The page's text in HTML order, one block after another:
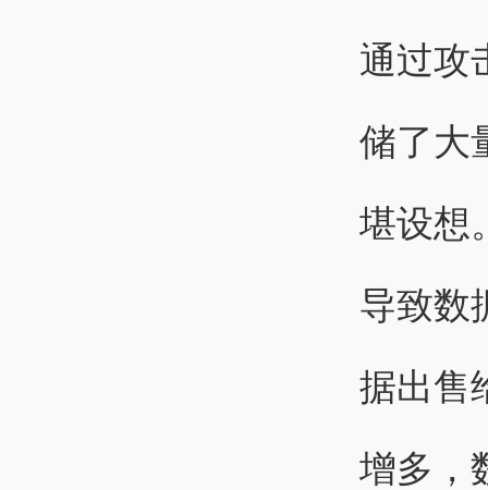
通过攻
储了大
堪设想
导致数
据出售
增多，